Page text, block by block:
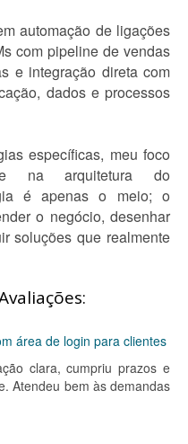
automação de ligações
com pipeline de vendas
e integração direta com
dados e processos
específicas, meu foco
na arquitetura do
é apenas o meio; o
o negócio, desenhar
soluções que realmente
área de login para clientes
clara, cumpriu prazos e
Atendeu bem às demandas